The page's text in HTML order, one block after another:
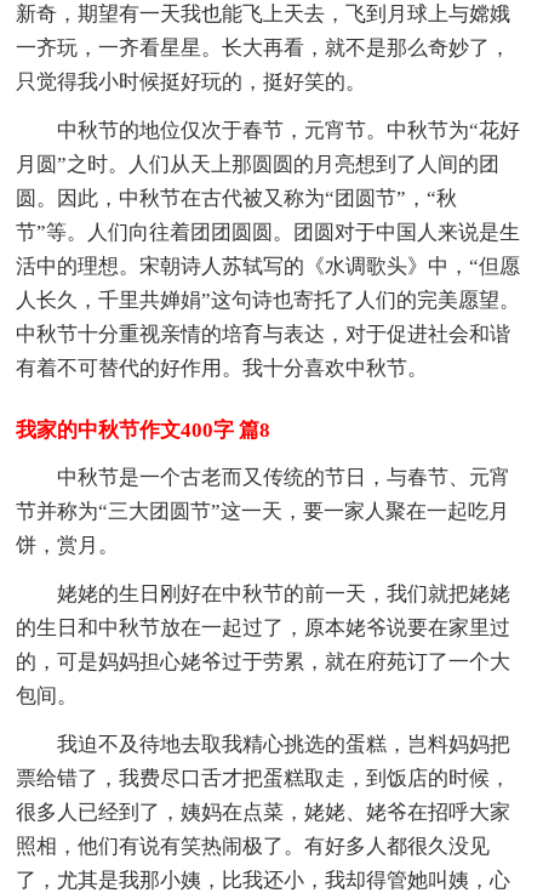
新奇，期望有一天我也能飞上天去，飞到月球上与嫦娥
一齐玩，一齐看星星。长大再看，就不是那么奇妙了，
只觉得我小时候挺好玩的，挺好笑的。
中秋节的地位仅次于春节，元宵节。中秋节为“花好
月圆”之时。人们从天上那圆圆的月亮想到了人间的团
圆。因此，中秋节在古代被又称为“团圆节”，“秋
节”等。人们向往着团团圆圆。团圆对于中国人来说是生
活中的理想。宋朝诗人苏轼写的《水调歌头》中，“但愿
人长久，千里共婵娟”这句诗也寄托了人们的完美愿望。
中秋节十分重视亲情的培育与表达，对于促进社会和谐
有着不可替代的好作用。我十分喜欢中秋节。
我家的中秋节作文400字 篇8
中秋节是一个古老而又传统的节日，与春节、元宵
节并称为“三大团圆节”这一天，要一家人聚在一起吃月
饼，赏月。
姥姥的生日刚好在中秋节的前一天，我们就把姥姥
的生日和中秋节放在一起过了，原本姥爷说要在家里过
的，可是妈妈担心姥爷过于劳累，就在府苑订了一个大
包间。
我迫不及待地去取我精心挑选的蛋糕，岂料妈妈把
票给错了，我费尽口舌才把蛋糕取走，到饭店的时候，
很多人已经到了，姨妈在点菜，姥姥、姥爷在招呼大家
照相，他们有说有笑热闹极了。有好多人都很久没见
了，尤其是我那小姨，比我还小，我却得管她叫姨，心